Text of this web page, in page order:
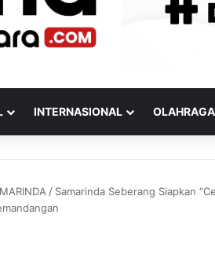
INTERNASIONAL OLAHRAGA
/ Samarinda Seberang Siapkan